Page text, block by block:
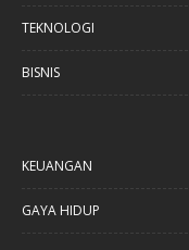
TEKNOLOGI
BISNIS
KEUANGAN
GAYA HIDUP